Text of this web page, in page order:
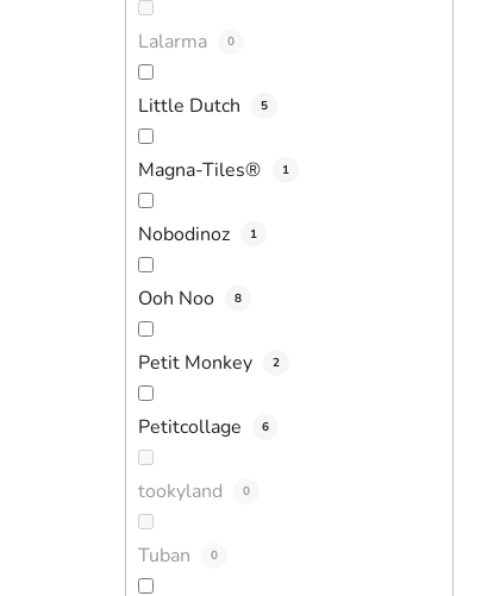
Lalarma 0
Little Dutch 5
Magna-Tiles® 1
Nobodinoz 1
Ooh Noo 8
Petit Monkey 2
Petitcollage 6
tookyland 0
Tuban 0